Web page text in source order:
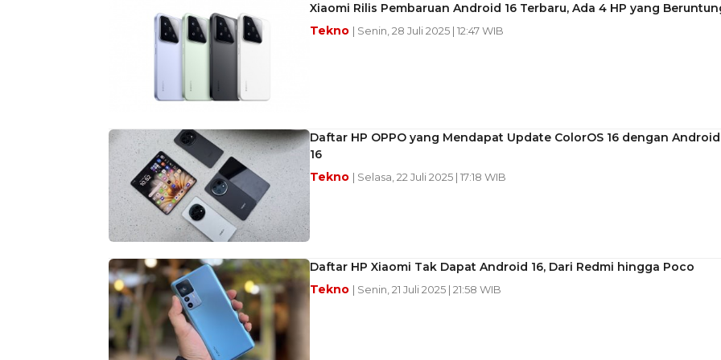
Xiaomi Rilis Pembaruan Android 16 Terbaru, Ada 4 HP yang
Tekno | Senin, 28 Juli 2025 | 12:47 WIB
Daftar HP OPPO yang Mendapat Update ColorOS 16 dengan Android
16
Tekno | Selasa, 22 Juli 2025 | 17:18 WIB
Daftar HP Xiaomi Tak Dapat Android 16, Dari Redmi hingga Poco
Tekno | Senin, 21 Juli 2025 | 21:58 WIB